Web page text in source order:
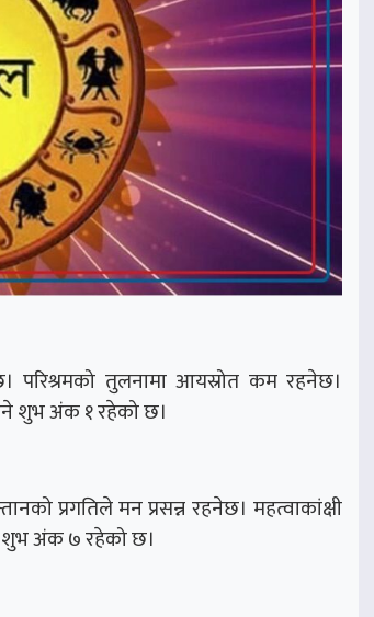
परिश्रमको तुलनामा आयस्रोत कम रहनेछ।
शुभ अंक १ रहेको छ।
प्रगतिले मन प्रसन्न रहनेछ। महत्वाकांक्षी
अंक ७ रहेको छ।